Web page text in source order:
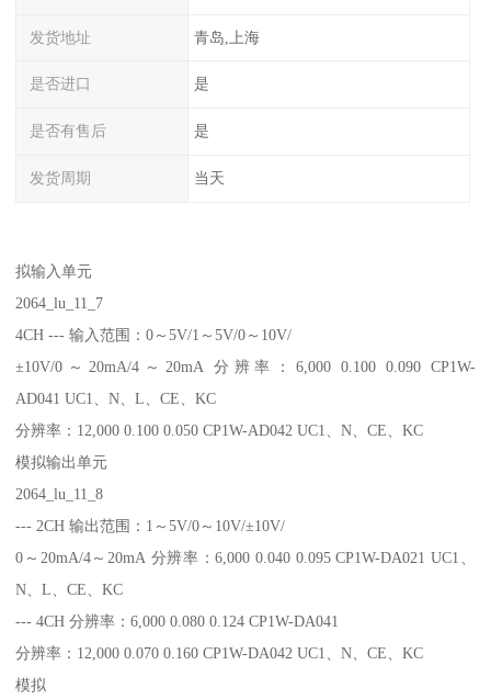
发货地址 青岛,上海
是否进口 是
是否有售后 是
发货周期 当天
拟输入单元
2064_lu_11_7
4CH --- 输入范围：0～5V/1～5V/0～10V/
±10V/0～20mA/4～20mA 分辨率：6,000 0.100 0.090 CP1W-
AD041 UC1、N、L、CE、KC
分辨率：12,000 0.100 0.050 CP1W-AD042 UC1、N、CE、KC
模拟输出单元
2064_lu_11_8
--- 2CH 输出范围：1～5V/0～10V/±10V/
0～20mA/4～20mA 分辨率：6,000 0.040 0.095 CP1W-DA021 UC1、
N、L、CE、KC
--- 4CH 分辨率：6,000 0.080 0.124 CP1W-DA041
分辨率：12,000 0.070 0.160 CP1W-DA042 UC1、N、CE、KC
模拟